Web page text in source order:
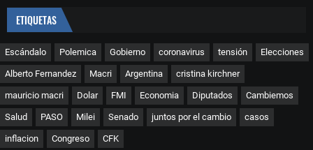
ETIQUETAS
Escándalo Polemica Gobierno coronavirus tensión Elecciones
Alberto Fernandez Macri Argentina cristina kirchner
mauricio macri Dolar FMI Economia Diputados Cambiemos
Salud PASO Milei Senado juntos por el cambio casos
inflacion Congreso CFK